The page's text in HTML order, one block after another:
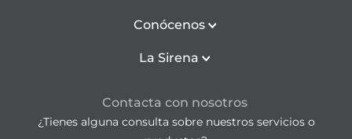
Conócenos
La Sirena
Contacta con nosotros
¿Tienes alguna consulta sobre nuestros servicios o